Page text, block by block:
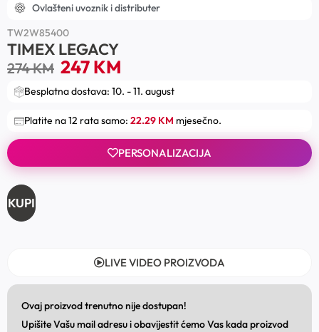
Ovlašteni uvoznik i distributer
TW2W85400
TIMEX LEGACY
274KM 247KM
Besplatna dostava: 10. - 11. august
Platite na 12 rata samo: 22.29 KM mjesečno.
PERSONALIZACIJA
KUPI
LIVE VIDEO PROIZVODA
Ovaj proizvod trenutno nije dostupan!
Upišite Vašu mail adresu i obavijestit ćemo Vas kada proizvod